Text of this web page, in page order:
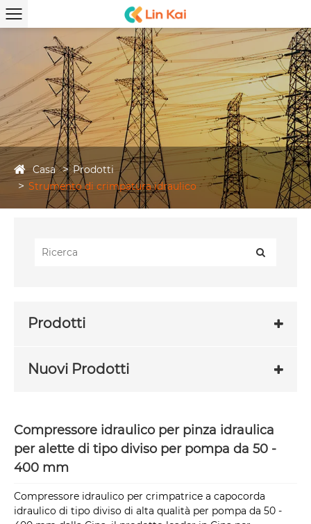
Casa
Prodotti
Strumento di crimpatura idraulico
Prodotti
Nuovi Prodotti
Compressore idraulico per pinza idraulica
per alette di tipo diviso per pompa da 50 -
400 mm
Compressore idraulico per crimpatrice a capocorda
idraulico di tipo diviso di alta qualità per pompa da 50 -